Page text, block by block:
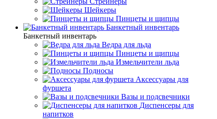
Шейкеры
Пинцеты и щипцы
Банкетный инвентарь
Банкетный инвентарь
Ведра для льда
Пинцеты и щипцы
Измельчители льда
Подносы
Аксессуары для
фуршета
Вазы и подсвечники
Диспенсеры для
напитков